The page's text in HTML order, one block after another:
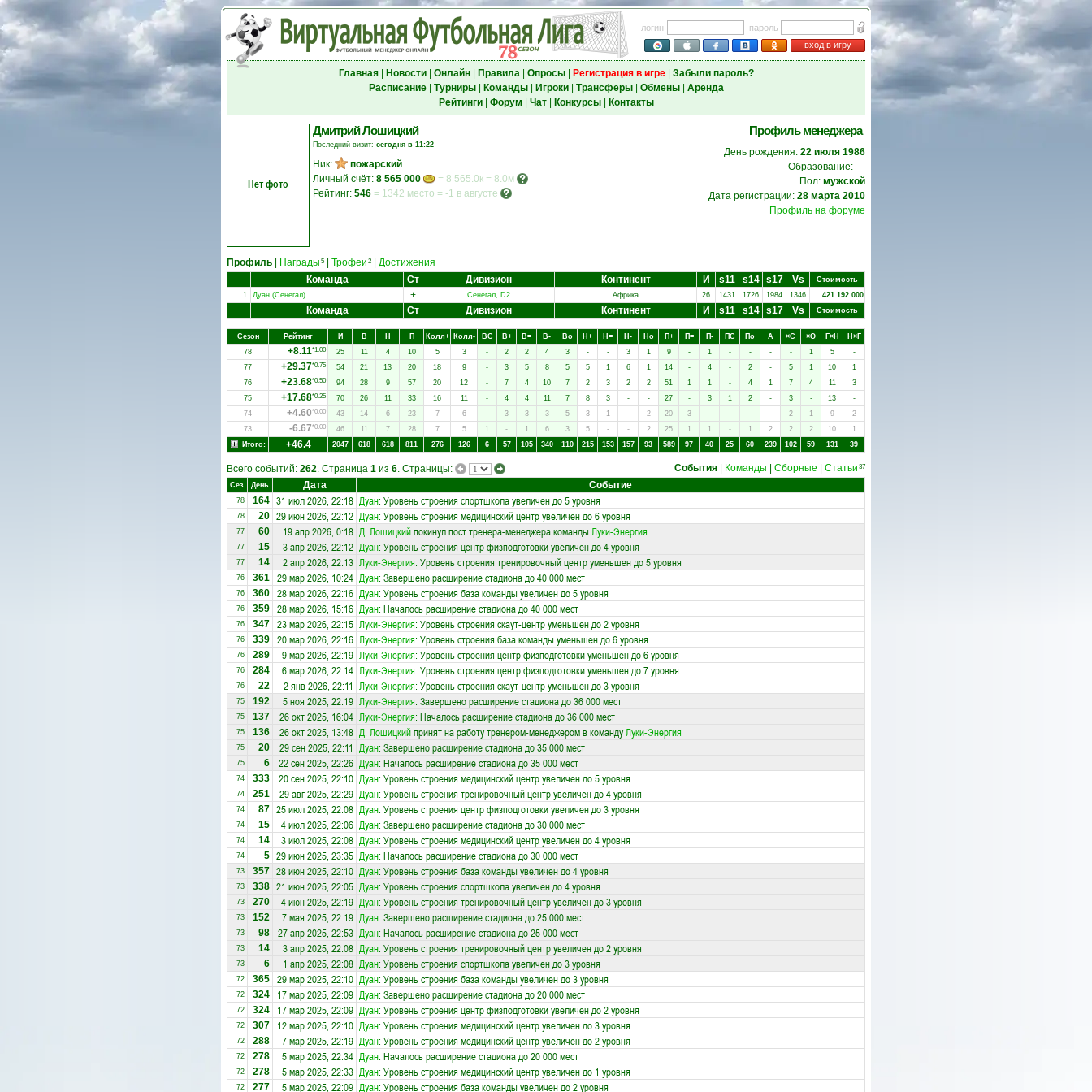
логин
пароль
вход в игру
Главная| Новости| Онлайн| Правила| Опросы| Регистрация в игре| Забыли пароль?
Расписание| Турниры| Команды| Игроки| Трансферы| Обмены| Аренда
Рейтинги| Форум Чат| Конкурсы| Контакты
Нет фото
Дмитрий Лошицкий
Последний визит: сегодня в 11:22
Ник:
пожарский
Личный счёт: 8 565 000
= 8 565.0к = 8.0м
Рейтинг: 546 = 1342 место = -1 в августе
Профиль менеджера
День рождения: 22 июля 1986
Образование: ---
Пол: мужской
Дата регистрации: 28 марта 2010
Профиль на форуме
Профиль Награды 5 Трофеи 2
Достижения
Команда
Ст Дивизион Континент И s11 s14 s17 Vs
Стоимость
1. Дуан (Сенегал) + Сенегал, D2 Африка 26 1431 1726 1984 1346 421 192 000
Команда Ст Дивизион Континент И s11 s14 s17 Vs Стоимость
Сезон Рейтинг И В Н П Колл+ Колл- ВC В+ В= В- Вo Н+ Н= Н- Нo П+ П= П- ПC Пo А ×C ×O Г×Н
Н×Г
78
+8.11*1.00 25 11 4 10 5 3 - 2 2 4 3 - - 3 1 9 - 1 - - - - 1 5
-
77
+29.37*0.75 54 21 13 20 18 9 - 3 5 8 5 5 1 6 1 14 - 4 - 2 - 5 1 10
1
76
+23.68*0.50 94 28 9 57 20 12 - 7 4 10 7 2 3 2 2 51 1 1 - 4 1 7 4 11
3
75
+17.68*0.25 70 26 11 33 16 11 - 4 4 11 7 8 3 - - 27 - 3 1 2 - 3 - 13
-
74
+4.60*0.00 43 14 6 23 7 6 - 3 3 3 5 3 1 - 2 20 3 - - - - 2 1 9
2
73
-6.67*0.00 46 11 7 28 7 5 1 - 1 6 3 5 - - 2 25 1 1 - 1 2 2 2 10
1
Итого:
+46.4 2047 618 618 811 276 126 6 57 105 340 110 215 153 157 93 589 97 40 25 60 239 102 59 131 39
Всего событий: 262. Страница 1 из 6. Страницы: События Команды Сборные Статьи 37
Сез. День Дата Событие
78 164 31 июл 2026, 22:18 Дуан: Уровень строения спортшкола увеличен до 5 уровня
78 20 29 июн 2026, 22:12 Дуан: Уровень строения медицинский центр увеличен до 6 уровня
77 60 19 апр 2026, 0:18 Д. Лошицкийпокинул пост тренера-менеджера команды Луки-Энергия
77 15 3 апр 2026, 22:12 Дуан: Уровень строения центр физподготовки увеличен до 4 уровня
77 14 2 апр 2026, 22:13 Луки-Энергия: Уровень строения тренировочный центр уменьшен до 5 уровня
76 361 29 мар 2026, 10:24 Дуан: Завершено расширение стадиона до 40 000 мест
76 360 28 мар 2026, 22:16 Дуан: Уровень строения база команды увеличен до 5 уровня
76 359 28 мар 2026, 15:16 Дуан: Началось расширение стадиона до 40 000 мест
76 347 23 мар 2026, 22:15 Луки-Энергия: Уровень строения скаут-центр уменьшен до 2 уровня
76 339 20 мар 2026, 22:16 Луки-Энергия: Уровень строения база команды уменьшен до 6 уровня
76 289 9 мар 2026, 22:19 Луки-Энергия: Уровень строения центр физподготовки уменьшен до 6 уровня
76 284 6 мар 2026, 22:14 Луки-Энергия: Уровень строения центр физподготовки уменьшен до 7 уровня
76 22 2 янв 2026, 22:11 Луки-Энергия: Уровень строения скаут-центр уменьшен до 3 уровня
75 192 5 ноя 2025, 22:19 Луки-Энергия: Завершено расширение стадиона до 36 000 мест
75 137 26 окт 2025, 16:04 Луки-Энергия: Началось расширение стадиона до 36 000 мест
75 136 26 окт 2025, 13:48 Д. Лошицкийпринят на работу тренером-менеджером в командуЛуки-Энергия
75 20 29 сен 2025, 22:11 Дуан: Завершено расширение стадиона до 35 000 мест
75 6 22 сен 2025, 22:26 Дуан: Началось расширение стадиона до 35 000 мест
74 333 20 сен 2025, 22:10 Дуан: Уровень строения медицинский центр увеличен до 5 уровня
74 251 29 авг 2025, 22:29 Дуан: Уровень строения тренировочный центр увеличен до 4 уровня
74 87 25 июл 2025, 22:08 Дуан: Уровень строения центр физподготовки увеличен до 3 уровня
74 15 4 июл 2025, 22:06 Дуан: Завершено расширение стадиона до 30 000 мест
74 14 3 июл 2025, 22:08 Дуан: Уровень строения медицинский центр увеличен до 4 уровня
74 5 29 июн 2025, 23:35 Дуан: Началось расширение стадиона до 30 000 мест
73 357 28 июн 2025, 22:10 Дуан: Уровень строения база команды увеличен до 4 уровня
73 338 21 июн 2025, 22:05 Дуан: Уровень строения спортшкола увеличен до 4 уровня
73 270 4 июн 2025, 22:19 Дуан: Уровень строения тренировочный центр увеличен до 3 уровня
73 152 7 мая 2025, 22:19 Дуан: Завершено расширение стадиона до 25 000 мест
73 98 27 апр 2025, 22:53 Дуан: Началось расширение стадиона до 25 000 мест
73 14 3 апр 2025, 22:08 Дуан: Уровень строения тренировочный центр увеличен до 2 уровня
73 6 1 апр 2025, 22:08 Дуан: Уровень строения спортшкола увеличен до 3 уровня
72 365 29 мар 2025, 22:10 Дуан: Уровень строения база команды увеличен до 3 уровня
72 324 17 мар 2025, 22:09 Дуан: Завершено расширение стадиона до 20 000 мест
72 324 17 мар 2025, 22:09 Дуан: Уровень строения центр физподготовки увеличен до 2 уровня
72 307 12 мар 2025, 22:10 Дуан: Уровень строения медицинский центр увеличен до 3 уровня
72 288 7 мар 2025, 22:19 Дуан: Уровень строения медицинский центр увеличен до 2 уровня
72 278 5 мар 2025, 22:34 Дуан: Началось расширение стадиона до 20 000 мест
72 278 5 мар 2025, 22:33 Дуан: Уровень строения медицинский центр увеличен до 1 уровня
72 277 5 мар 2025, 22:09 Дуан: Уровень строения база команды увеличен до 2 уровня